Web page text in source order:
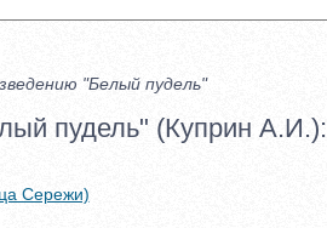
"Белый пудель"
пудель" (Куприн А.И.):
Сережи)